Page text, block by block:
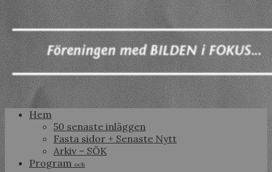
Hem
50 senaste inläggen
Fasta sidor + Senaste Nytt
Arkiv – SÖK
Program och